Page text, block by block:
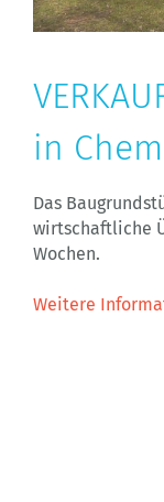
in
Das
wirtschaftliche
Wochen.
Weitere